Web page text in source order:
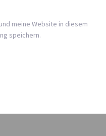
meine Website in diesem
speichern.